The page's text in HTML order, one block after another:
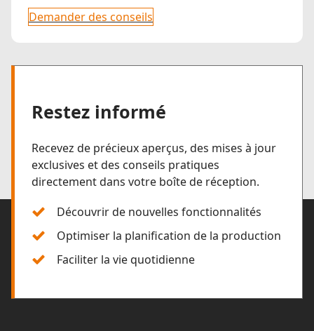
Demander des conseils
Restez informé
Recevez de précieux aperçus, des mises à jour
exclusives et des conseils pratiques
directement dans votre boîte de réception.
Découvrir de nouvelles fonctionnalités
Optimiser la planification de la production
Faciliter la vie quotidienne